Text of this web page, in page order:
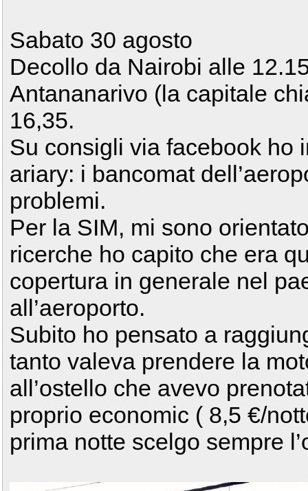
Sabato 30 agosto
Decollo da Nairobi alle
Antananarivo (la capitale
16,35.
Su consigli via facebook ho
ariary: i bancomat
problemi.
Per la SIM, mi sono
ricerche ho capito che era
copertura in generale nel
all’aeroporto.
Subito ho pensato a
tanto valeva prendere la
all’ostello che avevo
proprio economic ( 8,5 €/
prima notte scelgo sempre